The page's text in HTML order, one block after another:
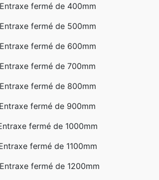
fermé de 400mm
fermé de 500mm
fermé de 600mm
fermé de 700mm
fermé de 800mm
fermé de 900mm
fermé de 1000mm
fermé de 1100mm
fermé de 1200mm